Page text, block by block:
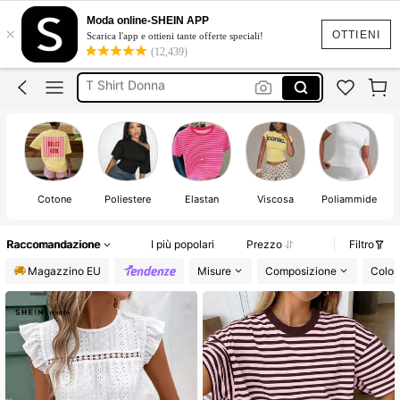
OTTIENI
×
Moda online-SHEIN APP
Scarica l'app e ottieni tante offerte speciali!
(12,439)
Magliette Donna
Top
T Shirt Donna
Maglietta
Magliette Donna
Cotone Poliestere Elastan Viscosa Poliammide
Raccomandazione I più popolari Prezzo
Filtro
Magazzino EU
Misure Composizione